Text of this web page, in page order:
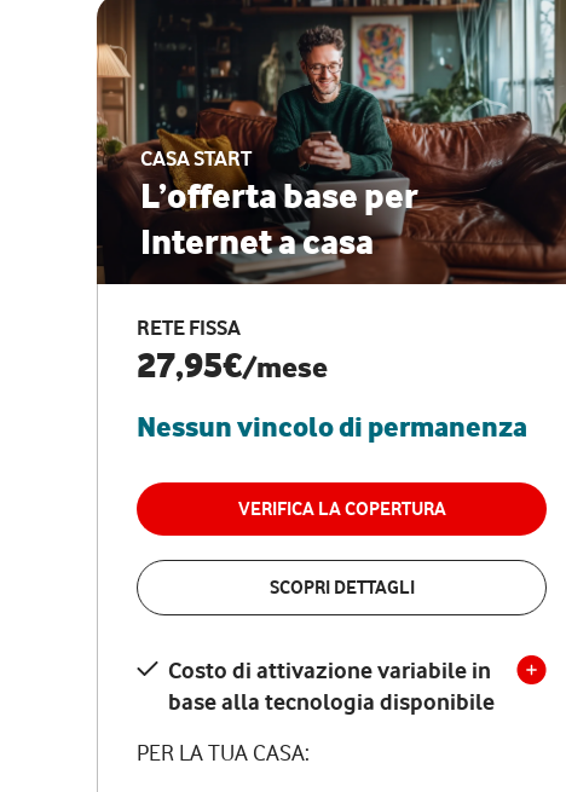
CASA START
L’offerta base per
Internet a casa
RETE FISSA
27,95€/mese
Nessun vincolo di permanenza
VERIFICA LA COPERTURA
SCOPRI DETTAGLI
Costo di attivazione variabile in
base alla tecnologia disponibile
PER LA TUA CASA: